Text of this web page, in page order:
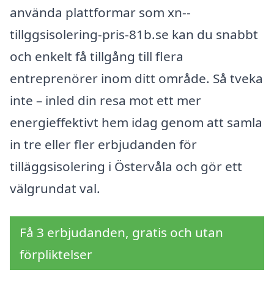
använda plattformar som xn--
tillggsisolering-pris-81b.se kan du snabbt
och enkelt få tillgång till flera
entreprenörer inom ditt område. Så tveka
inte – inled din resa mot ett mer
energieffektivt hem idag genom att samla
in tre eller fler erbjudanden för
tilläggsisolering i Östervåla och gör ett
välgrundat val.
Få 3 erbjudanden, gratis och utan
förpliktelser